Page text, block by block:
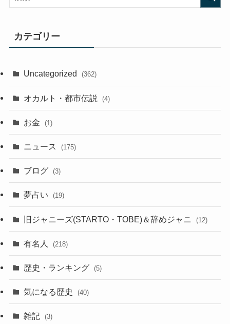
カテゴリー
Uncategorized (362)
オカルト・都市伝説 (4)
お金 (1)
ニュース (175)
ブログ (3)
夢占い (19)
旧ジャニーズ(STARTO・TOBE)＆辞めジャニ (12)
有名人 (218)
歴史・ランキング (5)
気になる歴史 (40)
雑記 (3)